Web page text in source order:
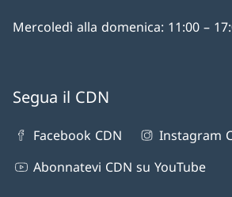
Mercoledì alla domenica: 11:00 –
Segua il CDN
Facebook CDN
Instagram
Abonnatevi CDN su YouTube